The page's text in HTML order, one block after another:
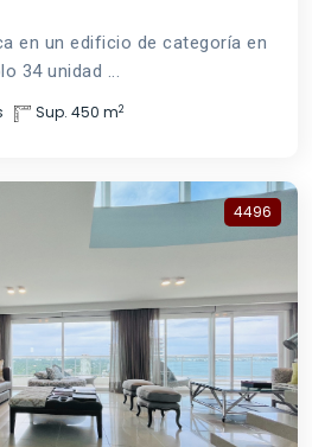
en un edificio de categoría en
34 unidad ...
Sup. 450 m2
4496